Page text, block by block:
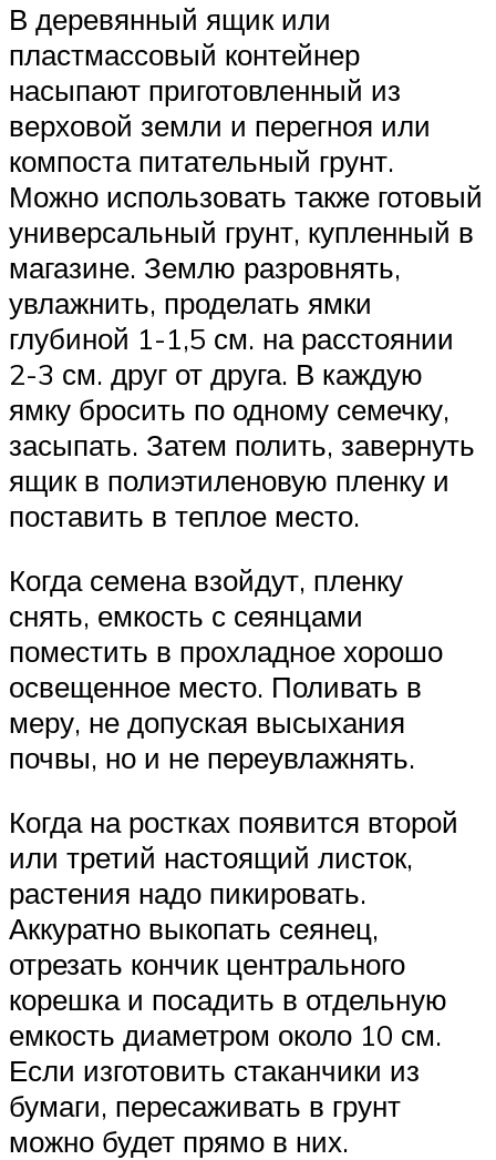
В деревянный ящик или
пластмассовый контейнер
насыпают приготовленный из
верховой земли и перегноя или
компоста питательный грунт.
Можно использовать также готовый
универсальный грунт, купленный в
магазине. Землю разровнять,
увлажнить, проделать ямки
глубиной 1-1,5 см. на расстоянии
2-3 см. друг от друга. В каждую
ямку бросить по одному семечку,
засыпать. Затем полить, завернуть
ящик в полиэтиленовую пленку и
поставить в теплое место.
Когда семена взойдут, пленку
снять, емкость с сеянцами
поместить в прохладное хорошо
освещенное место. Поливать в
меру, не допуская высыхания
почвы, но и не переувлажнять.
Когда на ростках появится второй
или третий настоящий листок,
растения надо пикировать.
Аккуратно выкопать сеянец,
отрезать кончик центрального
корешка и посадить в отдельную
емкость диаметром около 10 см.
Если изготовить стаканчики из
бумаги, пересаживать в грунт
можно будет прямо в них.